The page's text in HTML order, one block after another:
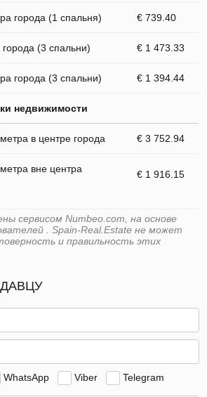
города (1 спальня) € 739.40
(3 спальни) € 1 473.33
города (3 спальни) € 1 394.44
недвижимости
в центре города € 3 752.94
вне центра
€ 1 916.15
сервисом Numbeo.com, на основе
. Spain-Real.Estate не может
и правильность этих
WhatsApp Viber Telegram